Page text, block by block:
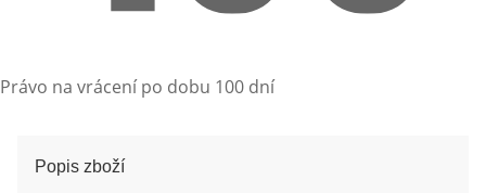
Právo na vrácení po dobu 100 dní
Popis zboží